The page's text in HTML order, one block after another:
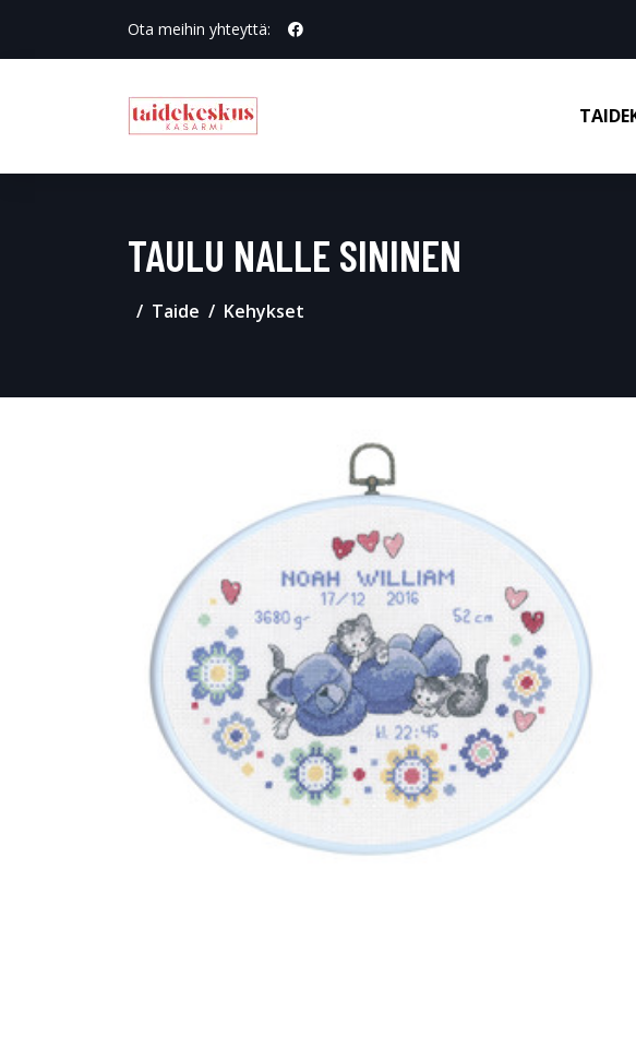
Ota meihin yhteyttä:
TAULU NALLE SININEN
Taide Kehykset